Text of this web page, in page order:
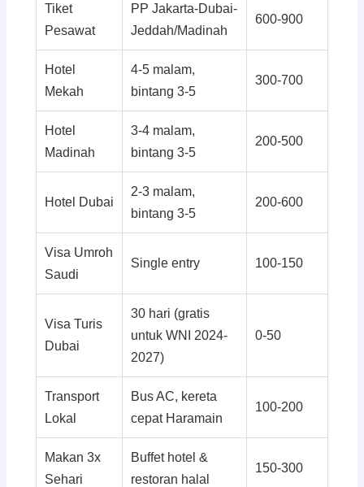
Tiket
Pesawat
PP Jakarta-Dubai-
Jeddah/Madinah
600-900
Hotel
Mekah
4-5 malam,
bintang 3-5
300-700
Hotel
Madinah
3-4 malam,
bintang 3-5
200-500
Hotel Dubai
2-3 malam,
bintang 3-5
200-600
Visa Umroh
Saudi
Single entry 100-150
Visa Turis
Dubai
30 hari (gratis
untuk WNI 2024-
2027)
0-50
Transport
Lokal
Bus AC, kereta
cepat Haramain
100-200
Makan 3x
Sehari
Buffet hotel &
restoran halal
150-300